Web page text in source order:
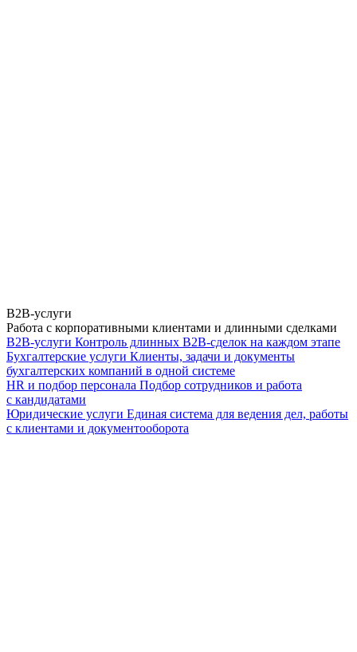
B2B-услуги
Работа с корпоративными клиентами и длинными сделками
B2B-услуги Контроль длинных B2B-сделок на каждом этапе
Бухгалтерские услуги Клиенты, задачи и документы
бухгалтерских компаний в одной системе
HR и подбор персонала Подбор сотрудников и работа
с кандидатами
Юридические услуги Единая система для ведения дел, работы
с клиентами и документооборота